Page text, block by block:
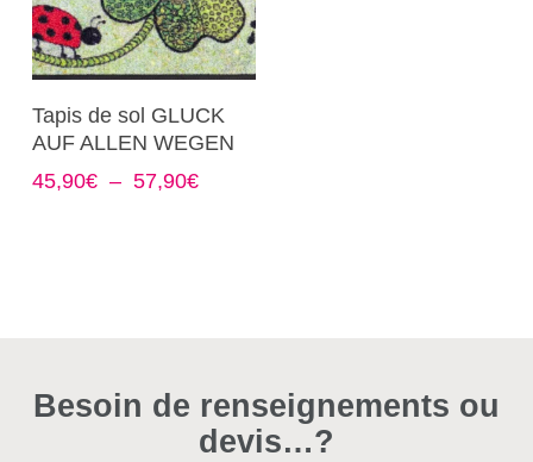
Choix Des Options
produit
a
plusieurs
sur
Tapis de sol GLUCK
AUF ALLEN WEGEN
45,90€ – 57,90€Plage
Besoin de renseignements ou
devis…?